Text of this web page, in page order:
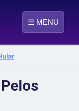
☰ MENU